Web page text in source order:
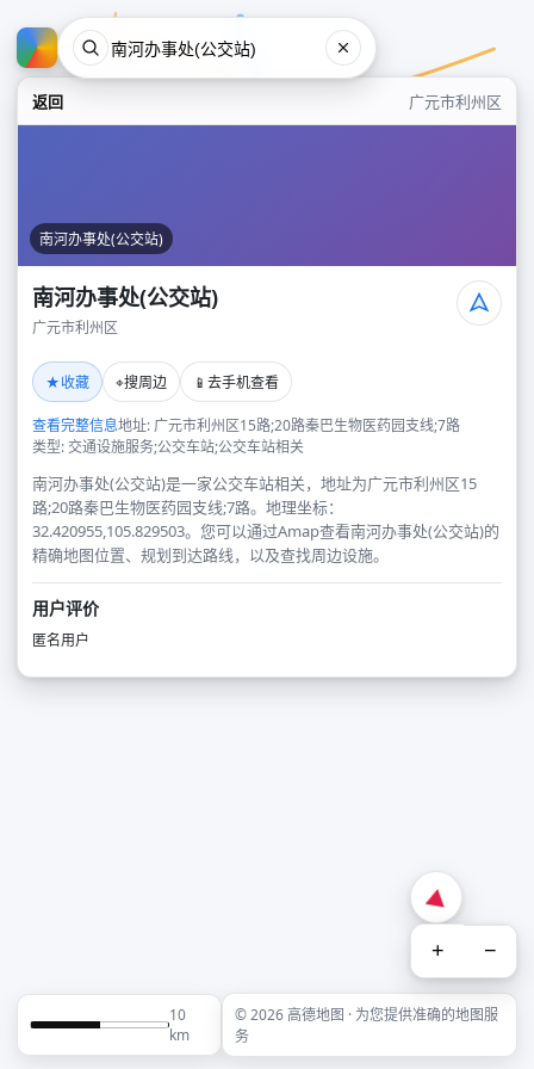
返回 广元市利州区
南河办事处(公交站)
南河办事处(公交站)
广元市利州区
★收藏 ⌖搜周边 📱 去手机查看
查看完整信息地址: 广元市利州区15路;20路秦巴生物医药园支线;7路
类型: 交通设施服务;公交车站;公交车站相关
南河办事处(公交站)是一家公交车站相关，地址为广元市利州区15
路;20路秦巴生物医药园支线;7路。地理坐标：
32.420955,105.829503。您可以通过Amap查看南河办事处(公交站)的
精确地图位置、规划到达路线，以及查找周边设施。
用户评价
匿名用户
+ −
10
km
© 2026 高德地图 · 为您提供准确的地图服
务